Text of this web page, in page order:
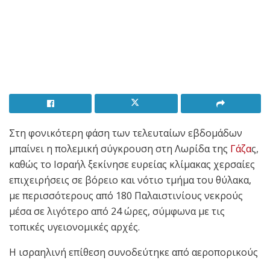
Στη φονικότερη φάση των τελευταίων εβδομάδων
μπαίνει η πολεμική σύγκρουση στη Λωρίδα της Γάζας,
καθώς το Ισραήλ ξεκίνησε ευρείας κλίμακας χερσαίες
επιχειρήσεις σε βόρειο και νότιο τμήμα του θύλακα,
με περισσότερους από 180 Παλαιστινίους νεκρούς
μέσα σε λιγότερο από 24 ώρες, σύμφωνα με τις
τοπικές υγειονομικές αρχές.
Η ισραηλινή επίθεση συνοδεύτηκε από αεροπορικούς